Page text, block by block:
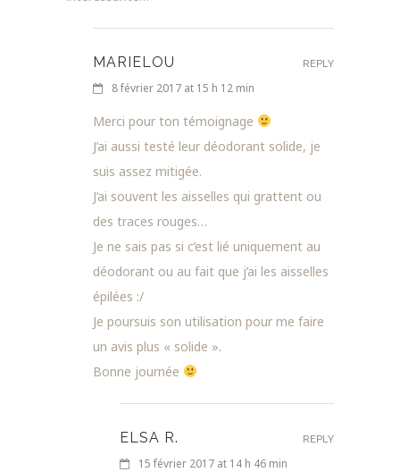
MARIELOU
8 février 2017 at 15 h 12 min
Merci pour ton témoignage
J’ai aussi testé leur déodorant solide, je
suis assez mitigée.
J’ai souvent les aisselles qui grattent ou
des traces rouges…
Je ne sais pas si c’est lié uniquement au
déodorant ou au fait que j’ai les aisselles
épilées :/
Je poursuis son utilisation pour me faire
un avis plus « solide ».
Bonne journée
REPLY
ELSA R.
15 février 2017 at 14 h 46 min
REPLY